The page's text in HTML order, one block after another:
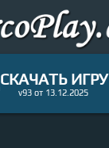
СКАЧАТЬ ИГРУ
v93 от 13.12.2025